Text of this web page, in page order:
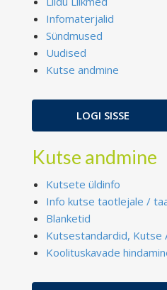
Infomaterjalid
Sündmused
Uudised
Kutse andmine
LOGI SISSE
Kutse andmine
Kutsete üldinfo
Info kutse taotlejale /
Blanketid
Kutsestandardid, Kutse
Koolituskavade